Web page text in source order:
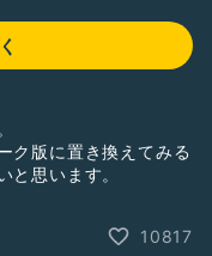
ク版に置き換えてみる
と思います。
#雑学
10817